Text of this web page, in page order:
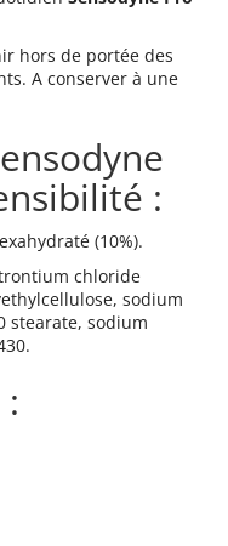
hors de portée des
A conserver à une
:
(10%).
chloride
sodium
stearate, sodium